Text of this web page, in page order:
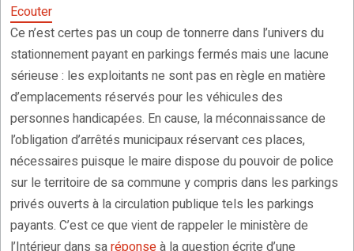
Ecouter
Ce n’est certes pas un coup de tonnerre dans l’univers du
stationnement payant en parkings fermés mais une lacune
sérieuse : les exploitants ne sont pas en règle en matière
d’emplacements réservés pour les véhicules des
personnes handicapées. En cause, la méconnaissance de
l’obligation d’arrêtés municipaux réservant ces places,
nécessaires puisque le maire dispose du pouvoir de police
sur le territoire de sa commune y compris dans les parkings
privés ouverts à la circulation publique tels les parkings
payants. C’est ce que vient de rappeler le ministère de